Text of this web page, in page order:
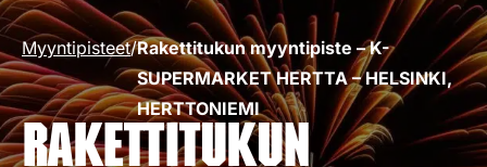
Myyntipisteet/Rakettitukun myyntipiste – K-
SUPERMARKET HERTTA – HELSINKI,
HERTTONIEMI
Rakettitukun